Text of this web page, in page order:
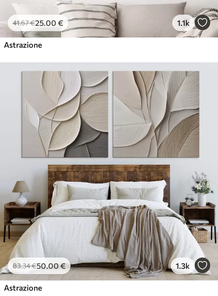
41.67€25.00 € 1.1k
Astrazione
83.34€50.00€ 1.3k
Astrazione